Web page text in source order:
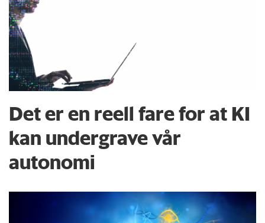
Det er en reell fare for at KI
kan undergrave vår
autonomi